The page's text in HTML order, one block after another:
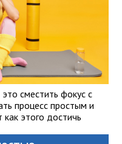
сместить фокус с
процесс простым и
этого достичь